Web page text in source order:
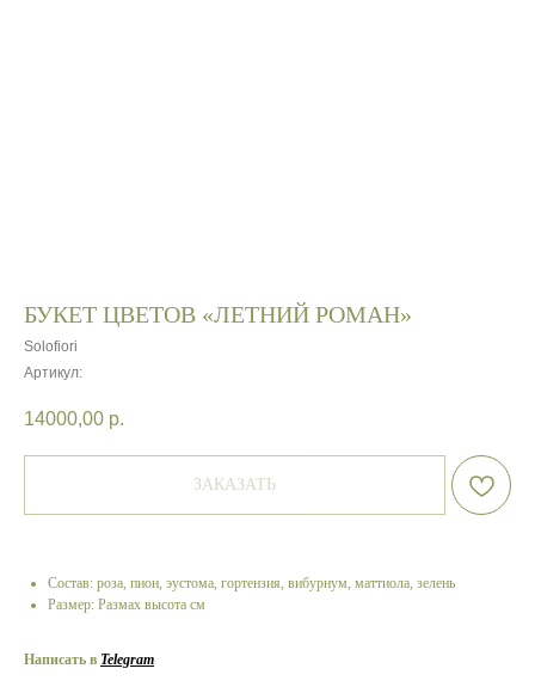
БУКЕТ ЦВЕТОВ «ЛЕТНИЙ РОМАН»
Solofiori
Артикул:
14000,00 р.
ЗАКАЗАТЬ
Состав: роза, пион, эустома, гортензия, вибурнум, маттиола, зелень
Размер: Размах высота см
Написать в Telegram